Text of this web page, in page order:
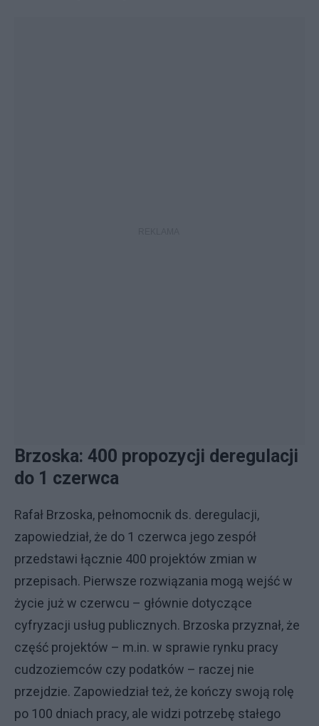
Brzoska: 400 propozycji deregulacji
do 1 czerwca
Rafał Brzoska, pełnomocnik ds. deregulacji,
zapowiedział, że do 1 czerwca jego zespół
przedstawi łącznie 400 projektów zmian w
przepisach. Pierwsze rozwiązania mogą wejść w
życie już w czerwcu – głównie dotyczące
cyfryzacji usług publicznych. Brzoska przyznał, że
część projektów – m.in. w sprawie rynku pracy
cudzoziemców czy podatków – raczej nie
przejdzie. Zapowiedział też, że kończy swoją rolę
po 100 dniach pracy, ale widzi potrzebę stałego